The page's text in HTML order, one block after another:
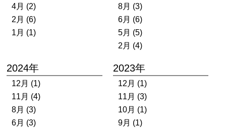
4月 (2)
2月 (6)
1月 (1)
8月 (3)
6月 (6)
5月 (5)
2月 (4)
2024年
12月 (1)
11月 (4)
8月 (3)
6月 (3)
2023年
12月 (1)
11月 (3)
10月 (1)
9月 (1)